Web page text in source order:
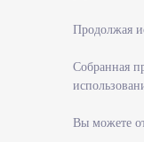
Продолжая
Собранная
Вы можете